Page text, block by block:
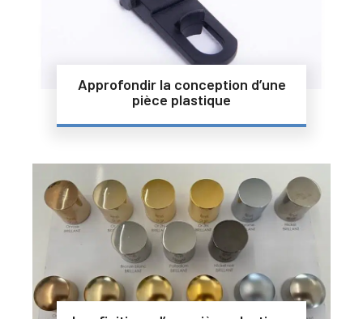
Approfondir la conception d’une
pièce plastique